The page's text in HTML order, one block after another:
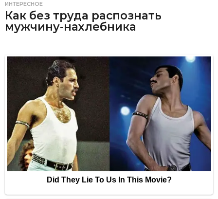
ИНТЕРЕСНОЕ
Как без труда распознать
мужчину-нахлебника